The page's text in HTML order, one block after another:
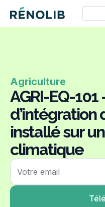
Agriculture
AGRI-EQ-
installé sur
climatique